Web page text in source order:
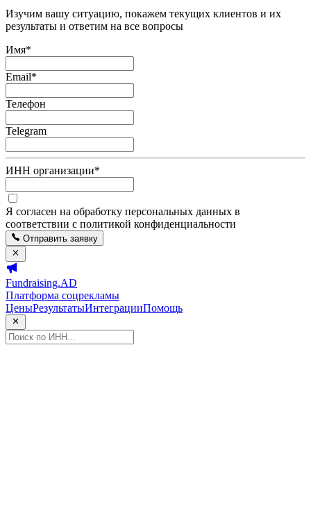
Изучим вашу ситуацию, покажем текущих клиентов и их
результаты и ответим на все вопросы
Имя*
Email*
Телефон
Telegram
ИНН организации*
Я согласен на обработку персональных данных в
соответствии с политикой конфиденциальности
Отправить заявку
Fundraising.AD
Платформа соцрекламы
ЦеныРезультатыИнтеграцииПомощь